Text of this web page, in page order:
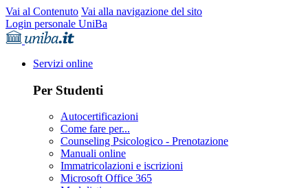
Vai al Contenuto Vai alla navigazione del sito
Login personale UniBa
Servizi online
Per Studenti
Autocertificazioni
Come fare per...
Counseling Psicologico - Prenotazione
Manuali online
Immatricolazioni e iscrizioni
Microsoft Office 365